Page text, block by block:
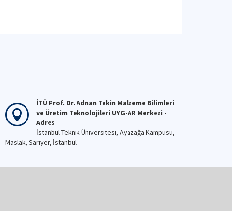
İTÜ Prof. Dr. Adnan Tekin Malzeme Bilimleri
ve Üretim Teknolojileri UYG-AR Merkezi -
Adres
İstanbul Teknik Üniversitesi, Ayazağa Kampüsü,
Maslak, Sarıyer, İstanbul